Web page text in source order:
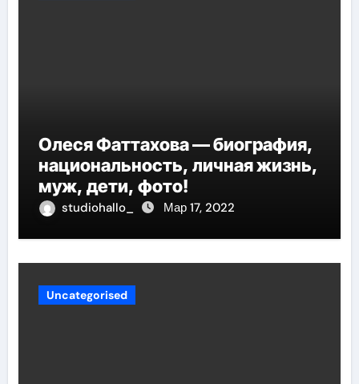
Олеся Фаттахова — биография,
национальность, личная жизнь,
муж, дети, фото!
studiohallo_ Мар 17, 2022
Uncategorised